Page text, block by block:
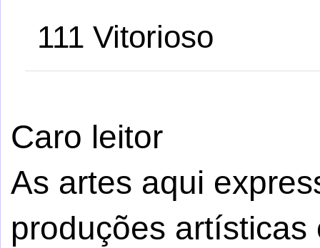
111 Vitorioso
Caro leitor
As artes aqui
produções artísticas